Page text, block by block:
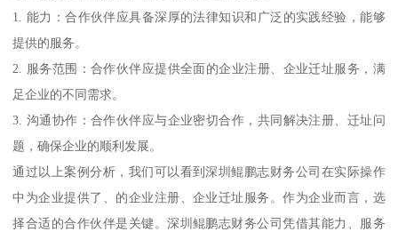
1. 能力：合作伙伴应具备深厚的法律知识和广泛的实践经验，能够
提供的服务。
2. 服务范围：合作伙伴应提供全面的企业注册、企业迁址服务，满
足企业的不同需求。
3. 沟通协作：合作伙伴应与企业密切合作，共同解决注册、迁址问
题，确保企业的顺利发展。
通过以上案例分析，我们可以看到深圳鲲鹏志财务公司在实际操作
中为企业提供了、的企业注册、企业迁址服务。作为企业而言，选
择合适的合作伙伴是关键。深圳鲲鹏志财务公司凭借其能力、服务